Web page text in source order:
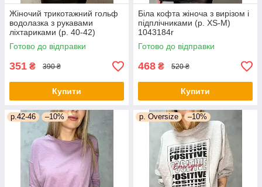
Жіночий трикотажний гольф
водолазка з рукавами
ліхтариками (р. 40-42)
1043183r
Готово до відправки
351 ₴ 390 ₴
Купити
Біла кофта жіноча з вирізом і
підплічниками (р. XS-M)
1043184r
Готово до відправки
468 ₴ 520 ₴
Купити
р.42-46 –10% р. Oversize –10%